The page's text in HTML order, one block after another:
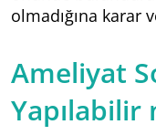
olmadığına karar
Ameliyat
Yapılabilir